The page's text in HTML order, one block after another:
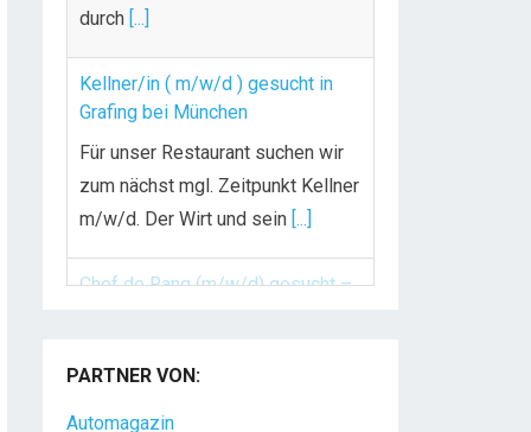
durch [...]
Kellner/in ( m/w/d ) gesucht in
Grafing bei München
Für unser Restaurant suchen wir
zum nächst mgl. Zeitpunkt Kellner
m/w/d. Der Wirt und sein [...]
Chef de Rang (m/w/d) gesucht –
Urlaubsfeeling Chef de Rang
(m/w/d) Du bist Gastgeber aus